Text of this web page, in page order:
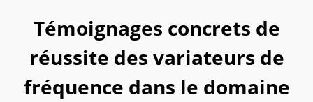
Témoignages concrets de
réussite des variateurs de
fréquence dans le domaine